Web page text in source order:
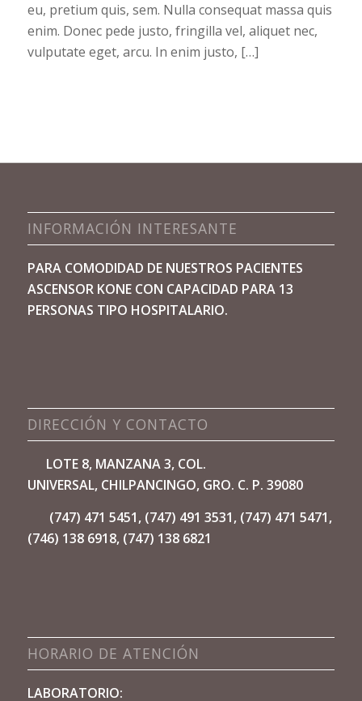
eu, pretium quis, sem. Nulla consequat massa quis
enim. Donec pede justo, fringilla vel, aliquet nec,
vulputate eget, arcu. In enim justo, […]
INFORMACIÓN INTERESANTE
PARA COMODIDAD DE NUESTROS PACIENTES
ASCENSOR KONECON CAPACIDAD PARA 13
PERSONAS TIPO HOSPITALARIO.
DIRECCIÓN Y CONTACTO
LOTE 8, MANZANA 3, COL.
UNIVERSAL, CHILPANCINGO, GRO. C. P. 39080
(747) 471 5451, (747) 491 3531, (747) 471 5471,
(746) 138 6918, (747) 138 6821
HORARIO DE ATENCIÓN
LABORATORIO: